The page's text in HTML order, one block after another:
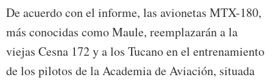
De acuerdo con el informe, las avionetas MTX-180,
más conocidas como Maule, reemplazarán a la
viejas Cesna 172 y a los Tucano en el entrenamiento
de los pilotos de la Academia de Aviación, situada